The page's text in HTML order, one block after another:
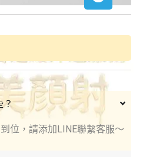
？
位，請添加LINE聯繫客服～